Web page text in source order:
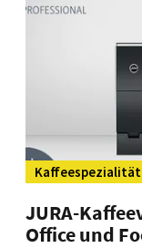
JURA-
Office und